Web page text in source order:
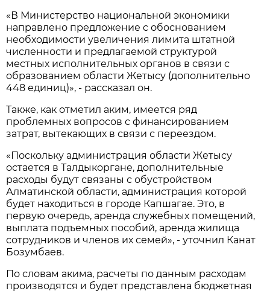
«В Министерство национальной экономики
направлено предложение с обоснованием
необходимости увеличения лимита штатной
численности и предлагаемой структурой
местных исполнительных органов в связи с
образованием области Жетысу (дополнительно
448 единиц)», - рассказал он.
Также, как отметил аким, имеется ряд
проблемных вопросов с финансированием
затрат, вытекающих в связи с переездом.
«Поскольку администрация области Жетысу
остается в Талдыкоргане, дополнительные
расходы будут связаны с обустройством
Алматинской области, администрация которой
будет находиться в городе Капшагае. Это, в
первую очередь, аренда служебных помещений,
выплата подъемных пособий, аренда жилища
сотрудников и членов их семей», - уточнил Канат
Бозумбаев.
По словам акима, расчеты по данным расходам
производятся и будет представлена бюджетная